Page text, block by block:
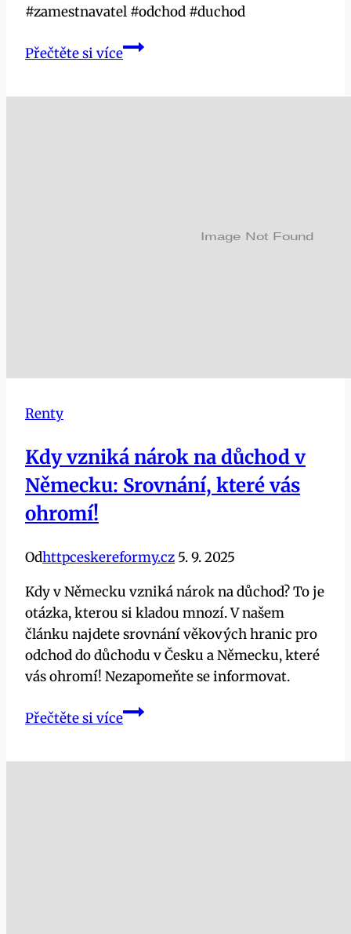
#zamestnavatel #odchod #duchod
Přečtěte si víceKdy
Renty
Kdy vzniká nárok na důchod v
Německu: Srovnání, které vás
ohromí!
Odhttpceskereformy.cz 5. 9. 2025
Kdy v Německu vzniká nárok na důchod? To je
otázka, kterou si kladou mnozí. V našem
článku najdete srovnání věkových hranic pro
odchod do důchodu v Česku a Německu, které
vás ohromí! Nezapomeňte se informovat.
Přečtěte si víceKdy